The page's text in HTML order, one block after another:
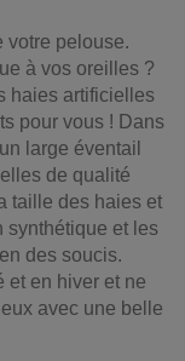
votre pelouse.
à vos oreilles ?
haies artificielles
pour vous ! Dans
large éventail
de qualité
taille des haies et
synthétique et les
des soucis.
et en hiver et ne
avec une belle